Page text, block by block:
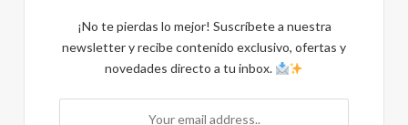
¡No te pierdas lo mejor! Suscríbete a nuestra
newsletter y recibe contenido exclusivo, ofertas y
novedades directo a tu inbox.